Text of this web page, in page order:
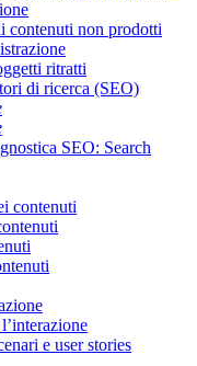
contenuti non prodotti
ritratti
di ricerca (SEO)
SEO: Search
contenuti
e user stories